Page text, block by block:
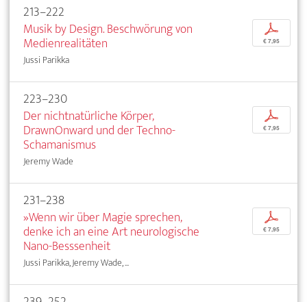
213–222
Musik by Design. Beschwörung von
Medienrealitäten
Jussi Parikka
p
€ 7,95
223–230
Der nichtnatürliche Körper,
DrawnOnward und der Techno-
Schamanismus
Jeremy Wade
p
€ 7,95
231–238
»Wenn wir über Magie sprechen,
denke ich an eine Art neurologische
Nano-Besssenheit
Jussi Parikka, Jeremy Wade, ...
p
€ 7,95